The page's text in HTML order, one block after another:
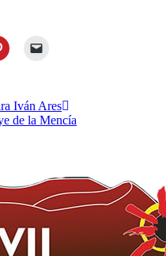
Iván Ares
de la Mencía